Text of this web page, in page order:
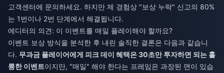
고객센터에 문의하세요. 하지만 제 경험상 "보상 누락" 신고의 80%
는 1번이나 2번 단계에서 해결됩니다.
에디터의 의견: 이 이벤트를 매일 플레이해야 할까요?
이벤트 보상 방식을 분석한 후 내린 솔직한 결론은 다음과 같습니
다. 무과금 플레이어에게 피크 데이 혜택은 30초만 투자하면 되는 훌
륭한 이벤트이지만, "매일" 해야 한다는 프레임은 과장된 면이 있습